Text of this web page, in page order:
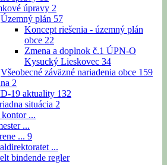
úpravy 2
Územný plán 57
Koncept riešenia - územný plán
obce 22
Zmena a doplnok č.1 ÚPN-O
Kysucký Lieskovec 34
Všeobecné záväzné nariadenia obce 159
2
19 aktuality 132
situácia 2
...
...
... 9
...
bindende regler